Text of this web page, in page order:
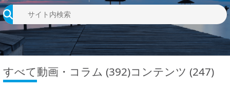
すべて動画・コラム (392)コンテンツ (247)